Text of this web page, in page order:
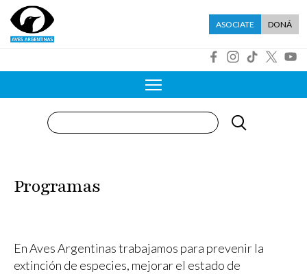
Pasar al contenido principal
Menú asociate
ASOCIATE DONÁ
Buscar
Programas
En Aves Argentinas trabajamos para prevenir la
extinción de especies, mejorar el estado de